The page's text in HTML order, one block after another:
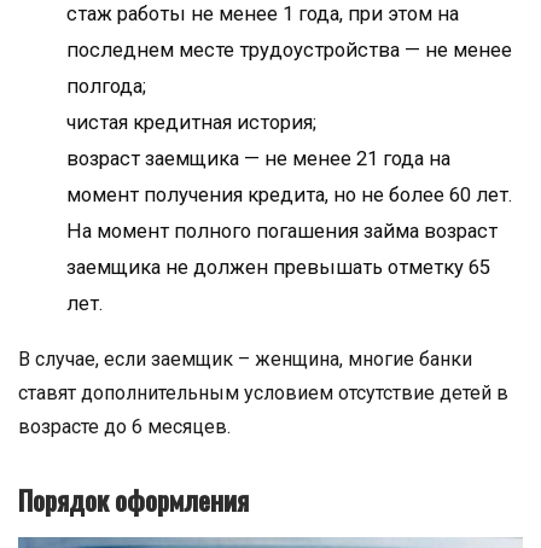
стаж работы не менее 1 года, при этом на
последнем месте трудоустройства — не менее
полгода;
чистая кредитная история;
возраст заемщика — не менее 21 года на
момент получения кредита, но не более 60 лет.
На момент полного погашения займа возраст
заемщика не должен превышать отметку 65
лет.
В случае, если заемщик – женщина, многие банки
ставят дополнительным условием отсутствие детей в
возрасте до 6 месяцев.
Порядок оформления